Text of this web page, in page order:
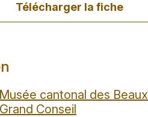
Télécharger la fiche
cantonal des
Conseil